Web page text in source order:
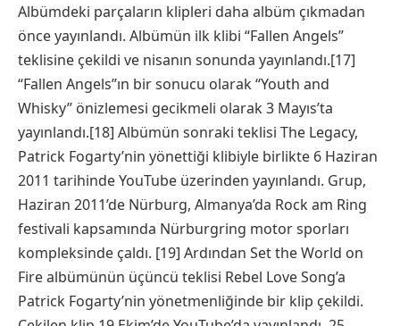
Albümdeki parçaların klipleri daha albüm çıkmadan
önce yayınlandı. Albümün ilk klibi “Fallen Angels”
teklisine çekildi ve nisanın sonunda yayınlandı.[17]
“Fallen Angels”ın bir sonucu olarak “Youth and
Whisky” önizlemesi gecikmeli olarak 3 Mayıs’ta
yayınlandı.[18] Albümün sonraki teklisi The Legacy,
Patrick Fogarty’nin yönettiği klibiyle birlikte 6 Haziran
2011 tarihinde YouTube üzerinden yayınlandı. Grup,
Haziran 2011’de Nürburg, Almanya’da Rock am Ring
festivali kapsamında Nürburgring motor sporları
kompleksinde çaldı. [19] Ardından Set the World on
Fire albümünün üçüncü teklisi Rebel Love Song’a
Patrick Fogarty’nin yönetmenliğinde bir klip çekildi.